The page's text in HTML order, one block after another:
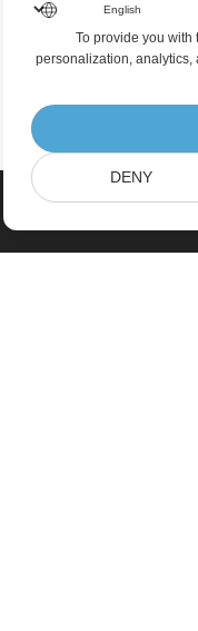
To provide you
personalization,
DENY